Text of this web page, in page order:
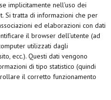
implicitamente nell’uso dei
Si tratta di informazioni che per
ed elaborazioni con dati
il browser dell’utente (ad
utilizzati dagli
ecc.). Questi dati vengono
di tipo statistico (quindi
il corretto funzionamento